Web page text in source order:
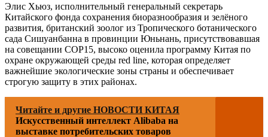
Элис Хьюз, исполнительный генеральный секретарь
Китайского фонда сохранения биоразнообразия и зелёного
развития, британский зоолог из Тропического ботанического
сада Сишуанбанна в провинции Юньнань, присутствовавшая
на совещании COP15, высоко оценила программу Китая по
охране окружающей среды red line, которая определяет
важнейшие экологические зоны страны и обеспечивает
строгую защиту в этих районах.
Читайте и другие НОВОСТИ КИТАЯ
Искусственный интеллект Alibaba на
выставке потребительских товаров